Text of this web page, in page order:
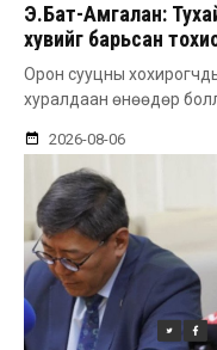
Э.Бат-Амгалан:
хувийг барьсан
авдаг болгоно
Орон сууцны
хуралдаан өнөөдөр
2026-08-06